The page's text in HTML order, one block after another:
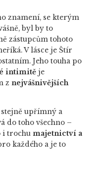
znamení, se kterým
byl by to
zástupcům tohoto
V lásce je Štír
Jeho touha po
intimitěje
z nejvášnivějších
upřímný a
do toho všechno –
i trochu majetnictví a
každého a je to